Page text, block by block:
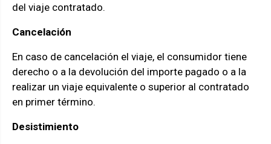
del viaje contratado.
Cancelación
En caso de cancelación el viaje, el consumidor tiene
derecho o a la devolución del importe pagado o a la
realizar un viaje equivalente o superior al contratado
en primer término.
Desistimiento